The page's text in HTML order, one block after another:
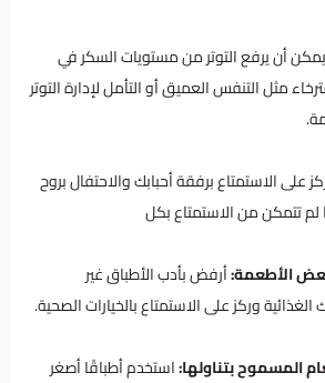
يمكن أن يرفع التوتر من مستويات السكر في
مثل التنفس العميق أو التأمل لإدارة التوتر
على الاستمتاع برفقة أحبابك والاحتفال بروح
لم تتمكن من الاستمتاع بكل
الأطعمة:أرفض بأدب الأطباق غير
الغذائية وركز على الاستمتاع بالخيارات الصحية.
المسموح بتناولها:استخدم أطباقًا أصغر